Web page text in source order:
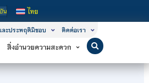
กสูตรการเรียนการสอน 3 ระดับ คือ ระดับประกาศ
ไทย
ละประพฤติมิชอบ ติดต่อเรา
สิ่งอำนวยความสะดวก